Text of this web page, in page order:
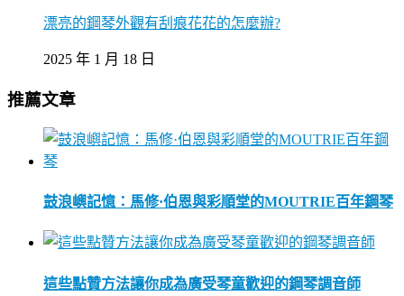
漂亮的鋼琴外觀有刮痕花花的怎麼辦?
2025 年 1 月 18 日
推薦文章
鼓浪嶼記憶：馬修·伯恩與彩順堂的MOUTRIE百年鋼琴
這些點贊方法讓你成為廣受琴童歡迎的鋼琴調音師